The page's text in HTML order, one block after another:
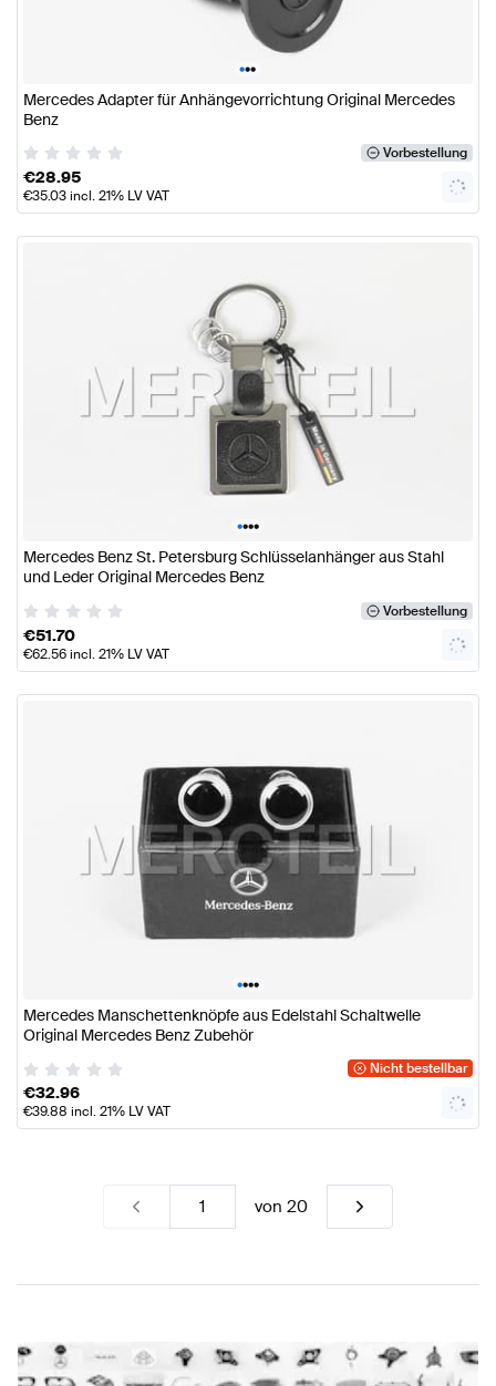
•••
Mercedes Adapter für Anhängevorrichtung Original Mercedes
Benz
Vorbestellung
€28.95
€35.03incl. 21% LV VAT
••••
Mercedes Benz St. Petersburg Schlüsselanhänger aus Stahl
und Leder Original Mercedes Benz
Vorbestellung
€51.70
€62.56incl. 21% LV VAT
••••
Mercedes Manschettenknöpfe aus Edelstahl Schaltwelle
Original Mercedes Benz Zubehör
Nicht bestellbar
€32.96
€39.88 incl. 21% LV VAT
von 20